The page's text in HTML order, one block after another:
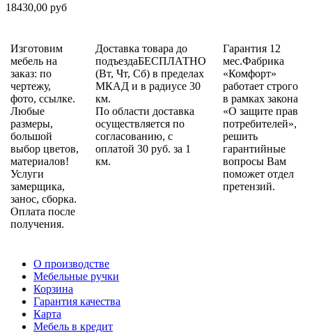
18430,00 руб
Изготовим
мебель на
заказ: по
чертежу,
фото, ссылке.
Любые
размеры,
большой
выбор цветов,
материалов!
Услуги
замерщика,
занос, сборка.
Оплата после
получения.
Доставка товара до
подъездаБЕСПЛАТНО
(Вт, Чт, Сб) в пределах
МКАД и в радиусе 30
км.
По области доставка
осуществляется по
согласованию, с
оплатой 30 руб. за 1
км.
Гарантия 12
мес.Фабрика
«Комфорт»
работает строго
в рамках закона
«О защите прав
потребителей»,
решить
гарантийные
вопросы Вам
поможет отдел
претензий.
О производстве
Мебельные ручки
Корзина
Гарантия качества
Карта
Мебель в кредит